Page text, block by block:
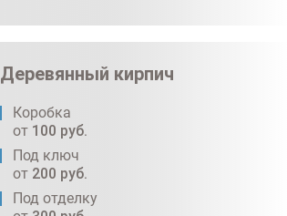
Деревянный кирпич
Коробка
от 100 руб.
Под ключ
от 200 руб.
Под отделку